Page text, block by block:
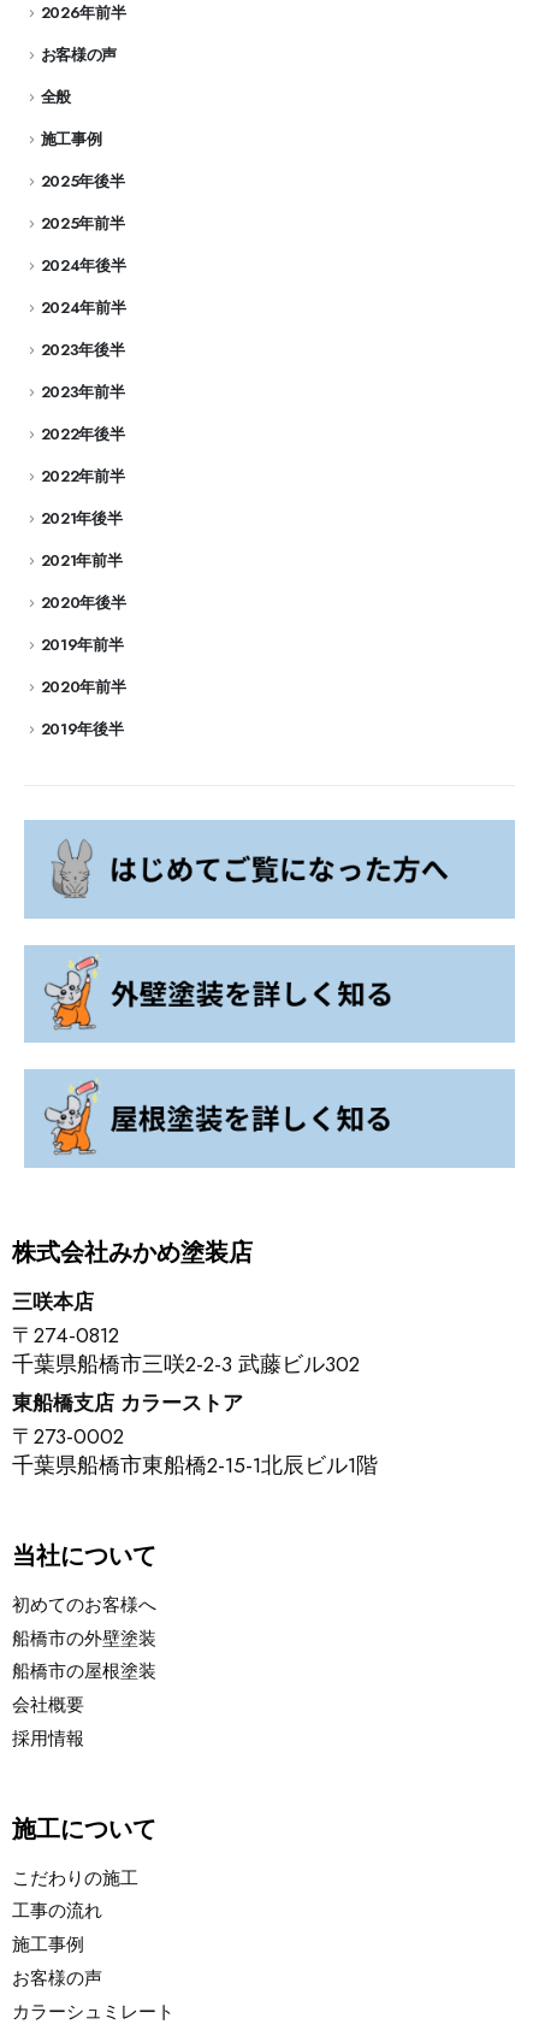
2026年前半
お客様の声
全般
施工事例
2025年後半
2025年前半
2024年後半
2024年前半
2023年後半
2023年前半
2022年後半
2022年前半
2021年後半
2021年前半
2020年後半
2019年前半
2020年前半
2019年後半
株式会社みかめ塗装店
三咲本店
〒274-0812
千葉県船橋市三咲2-2-3 武藤ビル302
東船橋支店 カラーストア
〒273-0002
千葉県船橋市東船橋2-15-1北辰ビル1階
当社について
初めてのお客様へ
船橋市の外壁塗装
船橋市の屋根塗装
会社概要
採用情報
施工について
こだわりの施工
工事の流れ
施工事例
お客様の声
カラーシュミレート